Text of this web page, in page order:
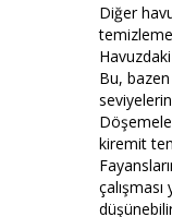
Diğer
Bu,
kiremit